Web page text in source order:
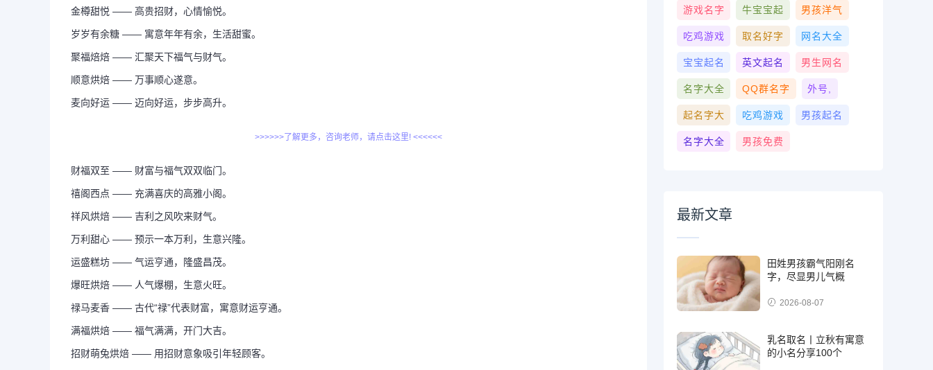
金樽甜悦 —— 高贵招财，心情愉悦。
岁岁有余糖 —— 寓意年年有余，生活甜蜜。
聚福焙焙 —— 汇聚天下福气与财气。
顺意烘焙 —— 万事顺心遂意。
麦向好运 —— 迈向好运，步步高升。
>>>>>>了解更多，咨询老师，请点击这里! <<<<<<
财福双至 —— 财富与福气双双临门。
禧阁西点 —— 充满喜庆的高雅小阁。
祥风烘焙 —— 吉利之风吹来财气。
万利甜心 —— 预示一本万利，生意兴隆。
运盛糕坊 —— 气运亨通，隆盛昌茂。
爆旺烘焙 —— 人气爆棚，生意火旺。
禄马麦香 —— 古代“禄”代表财富，寓意财运亨通。
满福烘焙 —— 福气满满，开门大吉。
招财萌兔烘焙 —— 用招财意象吸引年轻顾客。
游戏名字 牛宝宝起 男孩洋气
吃鸡游戏 取名好字 网名大全
宝宝起名 英文起名 男生网名
名字大全 QQ群名字 外号,
起名字大 吃鸡游戏 男孩起名
名字大全 男孩免费
最新文章
田姓男孩霸气阳刚名
字，尽显男儿气概
2026-08-07
乳名取名丨立秋有寓意
的小名分享100个